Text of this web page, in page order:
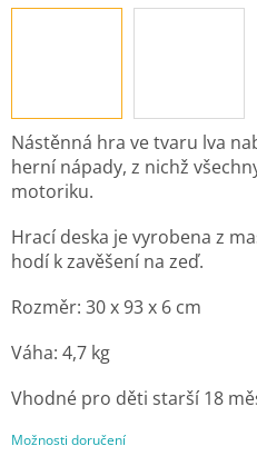
Možnosti doručení
Nástěnná hra ve tvaru lva
herní nápady, z nichž
motoriku.
Hrací deska je vyrobena z
hodí k zavěšení na zeď.
Rozměr: 30 x 93 x 6 cm
Váha: 4,7 kg
Vhodné pro děti starší 18